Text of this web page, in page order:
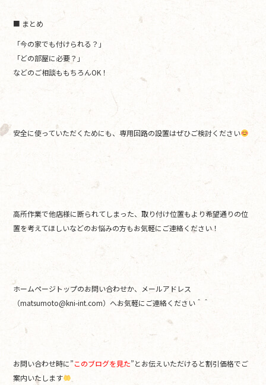
■ まとめ
「今の家でも付けられる？」
「どの部屋に必要？」
などのご相談ももちろんOK！
安全に使っていただくためにも、専用回路の設置はぜひご検討ください
高所作業で他店様に断られてしまった、取り付け位置もより希望通りの位
置を考えてほしいなどのお悩みの方もお気軽にご連絡ください！
ホームページトップのお問い合わせか、メールアドレス
（matsumoto@kni-int.com）へお気軽にご連絡ください＾＾
お問い合わせ時に”このブログを見た”とお伝えいただけると割引価格でご
案内いたします